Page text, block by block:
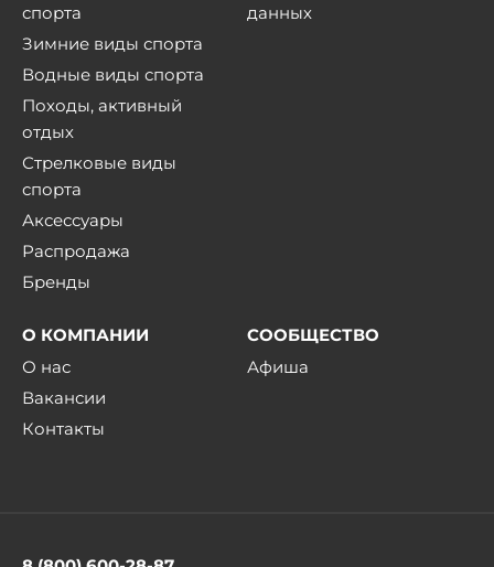
спорта
Зимние виды спорта
Водные виды спорта
Походы, активный
отдых
Стрелковые виды
спорта
Аксессуары
Распродажа
Бренды
данных
О КОМПАНИИ
О нас
Вакансии
Контакты
СООБЩЕСТВО
Афиша